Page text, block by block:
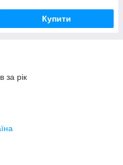
Купити
за рік